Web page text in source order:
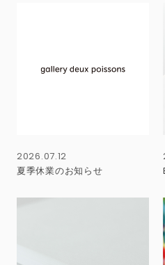
夏季休業のお知らせ
2026.07.12